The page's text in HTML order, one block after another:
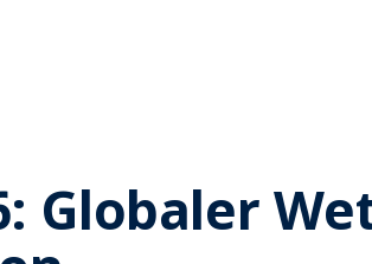
Globaler